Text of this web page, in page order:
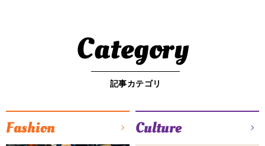
Category
記事カテゴリ
Fashion Culture